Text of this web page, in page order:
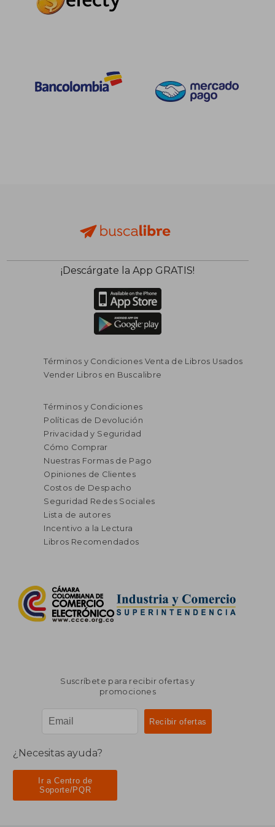
¡Descárgate la App GRATIS!
Términos y Condiciones Venta de Libros Usados
Vender Libros en Buscalibre
Términos y Condiciones
Políticas de Devolución
Privacidad y Seguridad
Cómo Comprar
Nuestras Formas de Pago
Opiniones de Clientes
Costos de Despacho
Seguridad Redes Sociales
Lista de autores
Incentivo a la Lectura
Libros Recomendados
Suscríbete para recibir ofertas y
promociones
¿Necesitas ayuda?
Ir a Centro de
Soporte/PQR